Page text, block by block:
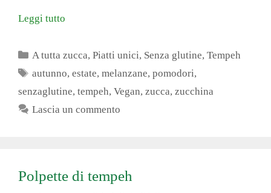
Leggi tutto
Categorie
A tutta zucca,Piatti unici, Senza glutine,Tempeh
Tag
autunno,estate,melanzane,pomodori,
senzaglutine, tempeh, Vegan, zucca, zucchina
Lascia un commento
Polpette di tempeh